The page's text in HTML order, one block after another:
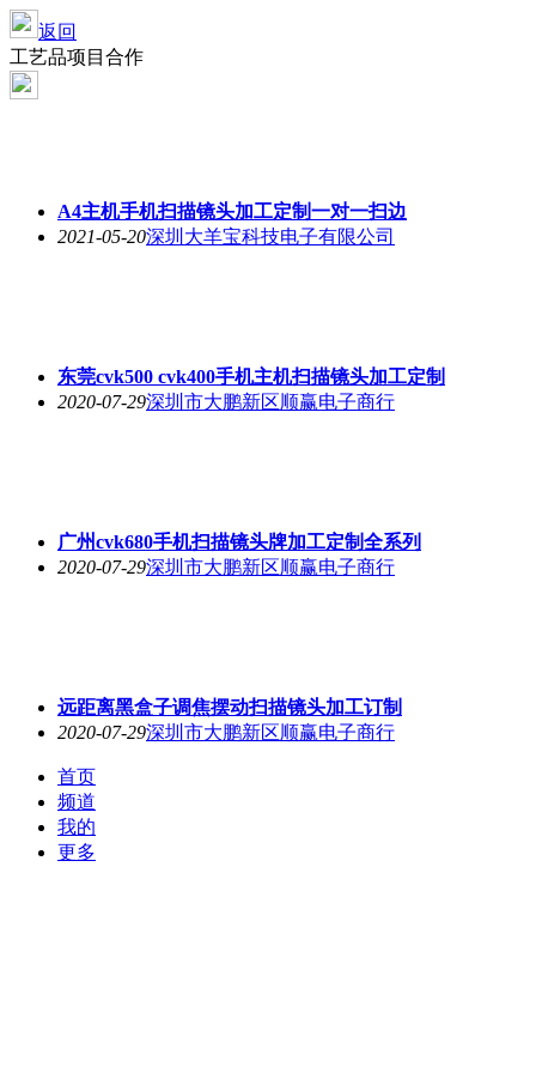
返回
工艺品项目合作
A4主机手机扫描镜头加工定制一对一扫边
2021-05-20深圳大羊宝科技电子有限公司
东莞cvk500 cvk400手机主机扫描镜头加工定制
2020-07-29深圳市大鹏新区顺赢电子商行
广州cvk680手机扫描镜头牌加工定制全系列
2020-07-29深圳市大鹏新区顺赢电子商行
远距离黑盒子调焦摆动扫描镜头加工订制
2020-07-29深圳市大鹏新区顺赢电子商行
首页
频道
我的
更多